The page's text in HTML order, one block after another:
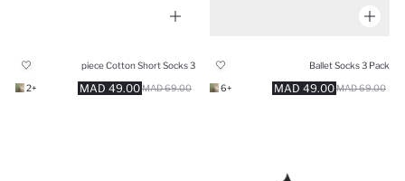
Ballet Socks 3 Pack
49.00 MAD 69.00 MAD
+6
3 piece Cotton Short Socks
49.00 MAD 69.00 MAD
+2